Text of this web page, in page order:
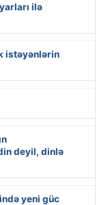
ilə
istəyənlərin
deyil, dinlə
yeni güc